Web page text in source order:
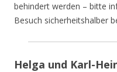
behindert werden – bitte
Besuch sicherheitshalber
Helga und Karl-